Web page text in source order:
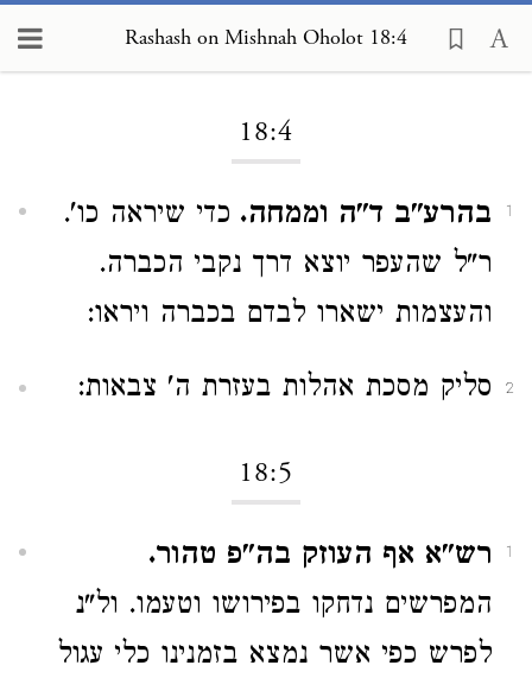
Rashash on Mishnah Oholot 18:4
18:4
1 בהרע"ב ד"ה וממחה. כדי שיראה כו'.
ר"ל שהעפר יוצא דרך נקבי הכברה.
והעצמות ישארו לבדם בכברה ויראו:
2 סליק מסכת אהלות בעזרת ה' צבאות:
18:5
1
רש"א אף העוזק בה"פ טהור.
המפרשים נדחקו בפירושו וטעמו. ול"נ
לפרש כפי אשר נמצא בזמנינו כלי עגול